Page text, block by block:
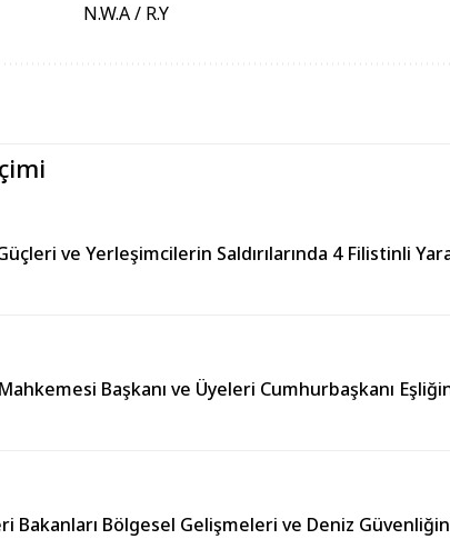
N.W.A / R.Y
ve Yerleşimcilerin Saldırılarında 4 Filistinli
Başkanı ve Üyeleri Cumhurbaşkanı
Bakanları Bölgesel Gelişmeleri ve Deniz